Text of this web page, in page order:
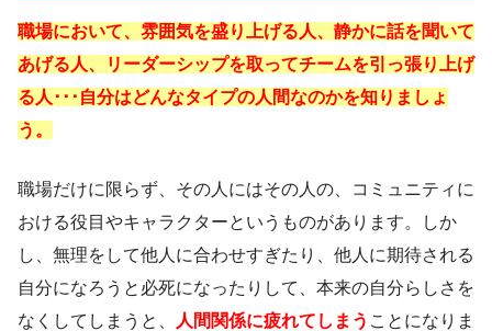
職場において、雰囲気を盛り上げる人、静かに話を聞いて
あげる人、リーダーシップを取ってチームを引っ張り上げ
る人･･･自分はどんなタイプの人間なのかを知りましょ
う。
職場だけに限らず、その人にはその人の、コミュニティに
おける役目やキャラクターというものがあります。しか
し、無理をして他人に合わせすぎたり、他人に期待される
自分になろうと必死になったりして、本来の自分らしさを
なくしてしまうと、
人間関係に疲れてしまう ことになりま